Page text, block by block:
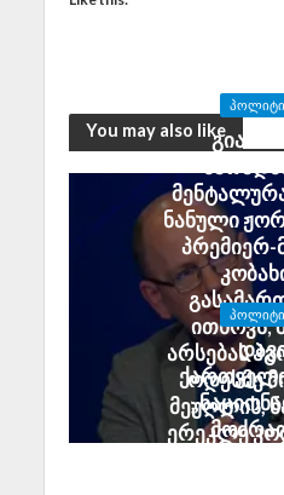
You may also likeგია
ნანული
პრემიერ-
ითხოვს;
არსებას
ოდესმე
მეუღლის,
ერეკლე